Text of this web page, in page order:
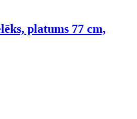
platums 77 cm,